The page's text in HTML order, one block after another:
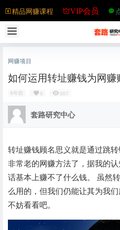
精品网赚课程 VIP会员
网赚项目
如何运用转址赚钱为网赚
6年前 0 307
套路研究中心
转址赚钱顾名思义就是通过跳
非常老的网赚方法了，据我的
话基本上赚不了什么钱。 虽然
么用的，但我们仍能让其为我
不妨看看吧。